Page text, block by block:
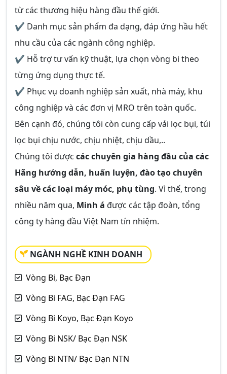
từ các thương hiệu hàng đầu thế giới.
✔ Danh mục sản phẩm đa dạng, đáp ứng hầu hết
nhu cầu của các ngành công nghiệp.
✔ Hỗ trợ tư vấn kỹ thuật, lựa chọn vòng bi theo
từng ứng dụng thực tế.
✔ Phục vụ doanh nghiệp sản xuất, nhà máy, khu
công nghiệp và các đơn vị MRO trên toàn quốc.
Bên cạnh đó, chúng tôi còn cung cấp vải lọc bụi, túi
lọc bụi chịu nước, chịu nhiệt, chịu dầu,..
Chúng tôi được các chuyên gia hàng đầu của các
Hãng hướng dẫn, huấn luyện, đào tạo chuyên
sâu về các loại máy móc, phụ tùng. Vì thế, trong
nhiều năm qua, Minh á được các tập đoàn, tổng
công ty hàng đầu Việt Nam tín nhiệm.
NGÀNH NGHỀ KINH DOANH
Vòng Bi, Bạc Đạn
Vòng Bi FAG, Bạc Đạn FAG
Vòng Bi Koyo, Bạc Đạn Koyo
Vòng Bi NSK/ Bạc Đạn NSK
Vòng Bi NTN/ Bạc Đạn NTN